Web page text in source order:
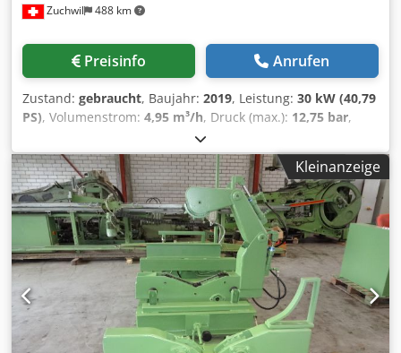
Zuchwil 488 km
Preisinfo Anrufen
Zustand: gebraucht, Baujahr: 2019, Leistung: 30 kW (40,79
PS), Volumenstrom: 4,95 m³/h, Druck (max.): 12,75 bar,
Luftkompressor Atlas Copco AQ30VSD FF Hersteller: Atlas
Copco Typ: AQ30VSD FF Baujahr: 2019 Herstellungsort:
Belgien Maximaldruck: 12,75 bar Leistung: 30 kW
Fördervolumen: 4,95 m³/min Fördervolumenstrom: 82,5 l/s,
174,8 cfm, 4,95 m³/min Motorleistung: 40 PS
Motordrehzahl: 8600 U/min Gewicht: 702 kg
Stromversorgung: 400 V, 50 Hz, 3 Phasen Bauart: Ölfrei
ISO-Klasse: 8573-1 Class 0 Chedpfexk U Arsx Ai Soa
Steuerung: Elektronikon Graphic Ausstattung: SMARTLINK
Herkunft: Made in Belgium Für die Richtigkeit,
Vollständigkeit und Aktualität der Angaben wird keine
Gewähr übernommen.
Kleinanzeige